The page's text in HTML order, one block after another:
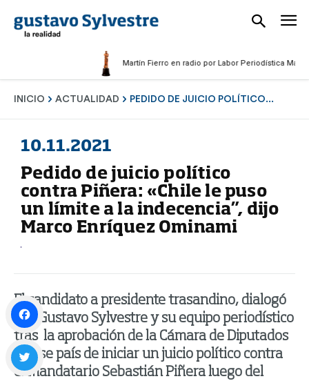
Martín Fierro en radio por Labor Periodística Masculina
INICIO ACTUALIDAD PEDIDO DE JUICIO POLÍTICO...
10.11.2021
Pedido de juicio político
contra Piñera: «Chile le puso
un límite a la indecencia”, dijo
Marco Enríquez Ominami
El candidato a presidente trasandino, dialogó
con Gustavo Sylvestre y su equipo periodístico
tras la aprobación de la Cámara de Diputados
de ese país de iniciar un juicio político contra
el mandatario Sebastián Piñera luego del
Facebook